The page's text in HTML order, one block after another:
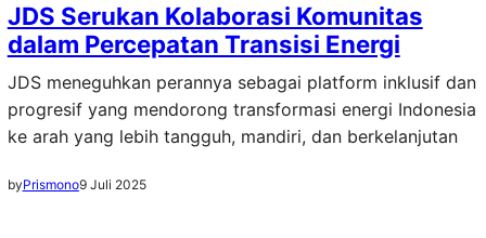
JDS Serukan Kolaborasi Komunitas
dalam Percepatan Transisi Energi
JDS meneguhkan perannya sebagai platform inklusif dan
progresif yang mendorong transformasi energi Indonesia
ke arah yang lebih tangguh, mandiri, dan berkelanjutan
byPrismono9 Juli 2025